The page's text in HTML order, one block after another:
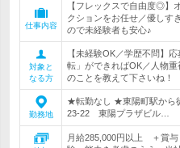
仕事内容
【フレックスで自由度◎】
クションをお任せ／優しす
ので未経験者も安心♪
対象と
なる方
【未経験OK／学歴不問】
転」ができればOK／人物
のことを教えて下さいね！
勤務地
★転勤なし ★東陽町駅から
23-22 東陽プラザビル…
月給285,000円以上 ＋賞